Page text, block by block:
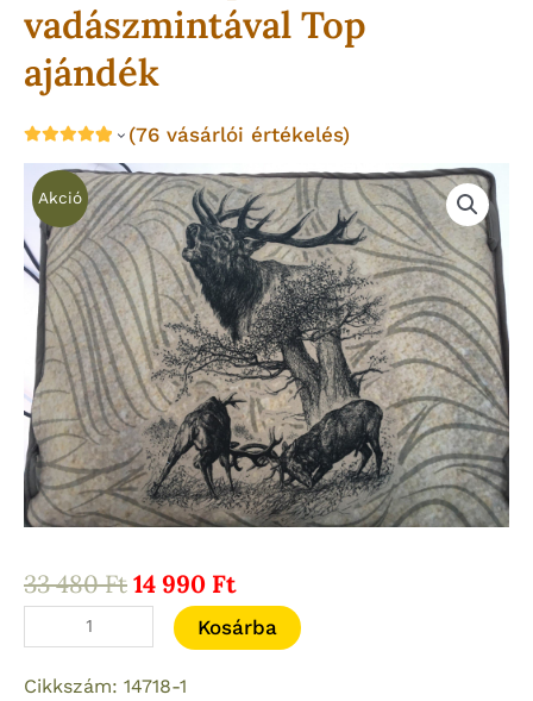
vadászmintával Top
ajándék
(76 vásárlói értékelés)
Akció
33 480FtOriginal
price
was:
33
14 990 FtCurrent
price
is:
Fűthető
ülőpárna
vadászmintával
Kosárba
Cikkszám: 14718-1